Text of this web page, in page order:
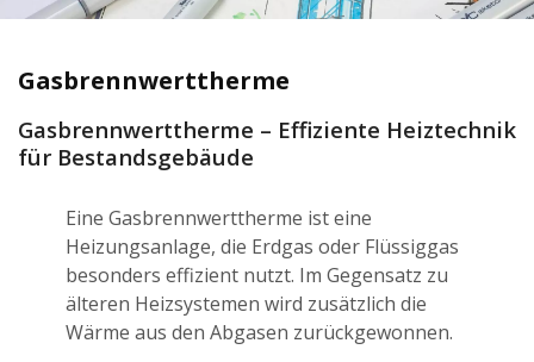
Gasbrennwerttherme
Gasbrennwerttherme – Effiziente Heiztechnik
für Bestandsgebäude
Eine Gasbrennwerttherme ist eine
Heizungsanlage, die Erdgas oder Flüssiggas
besonders effizient nutzt. Im Gegensatz zu
älteren Heizsystemen wird zusätzlich die
Wärme aus den Abgasen zurückgewonnen.